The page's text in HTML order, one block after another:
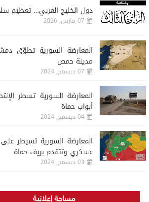
دول الخليج العربي… تعظيم
07 مارس, 2026
المعارضة السورية تطوّق
مدينة حمص
07 ديسمبر, 2024
المعارضة السورية تسطر
أبواب حماة
04 ديسمبر, 2024
المعارضة السورية تسيطر
عسكري وتتقدم بريف حماة
03 ديسمبر, 2024